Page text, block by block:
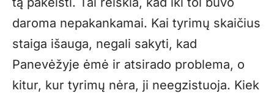
daroma nepakankamai. Kai tyrimų skaičius
staiga išauga, negali sakyti, kad
Panevėžyje ėmė ir atsirado problema, o
kitur, kur tyrimų nėra, ji neegzistuoja. Kiek